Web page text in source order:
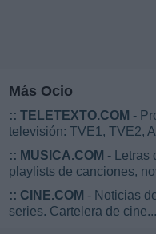
Más Ocio
:: TELETEXTO.COM -
televisión: TVE1, TVE2,
:: MUSICA.COM - Letras
playlists de canciones,
:: CINE.COM - Noticias
series. Cartelera de cine...